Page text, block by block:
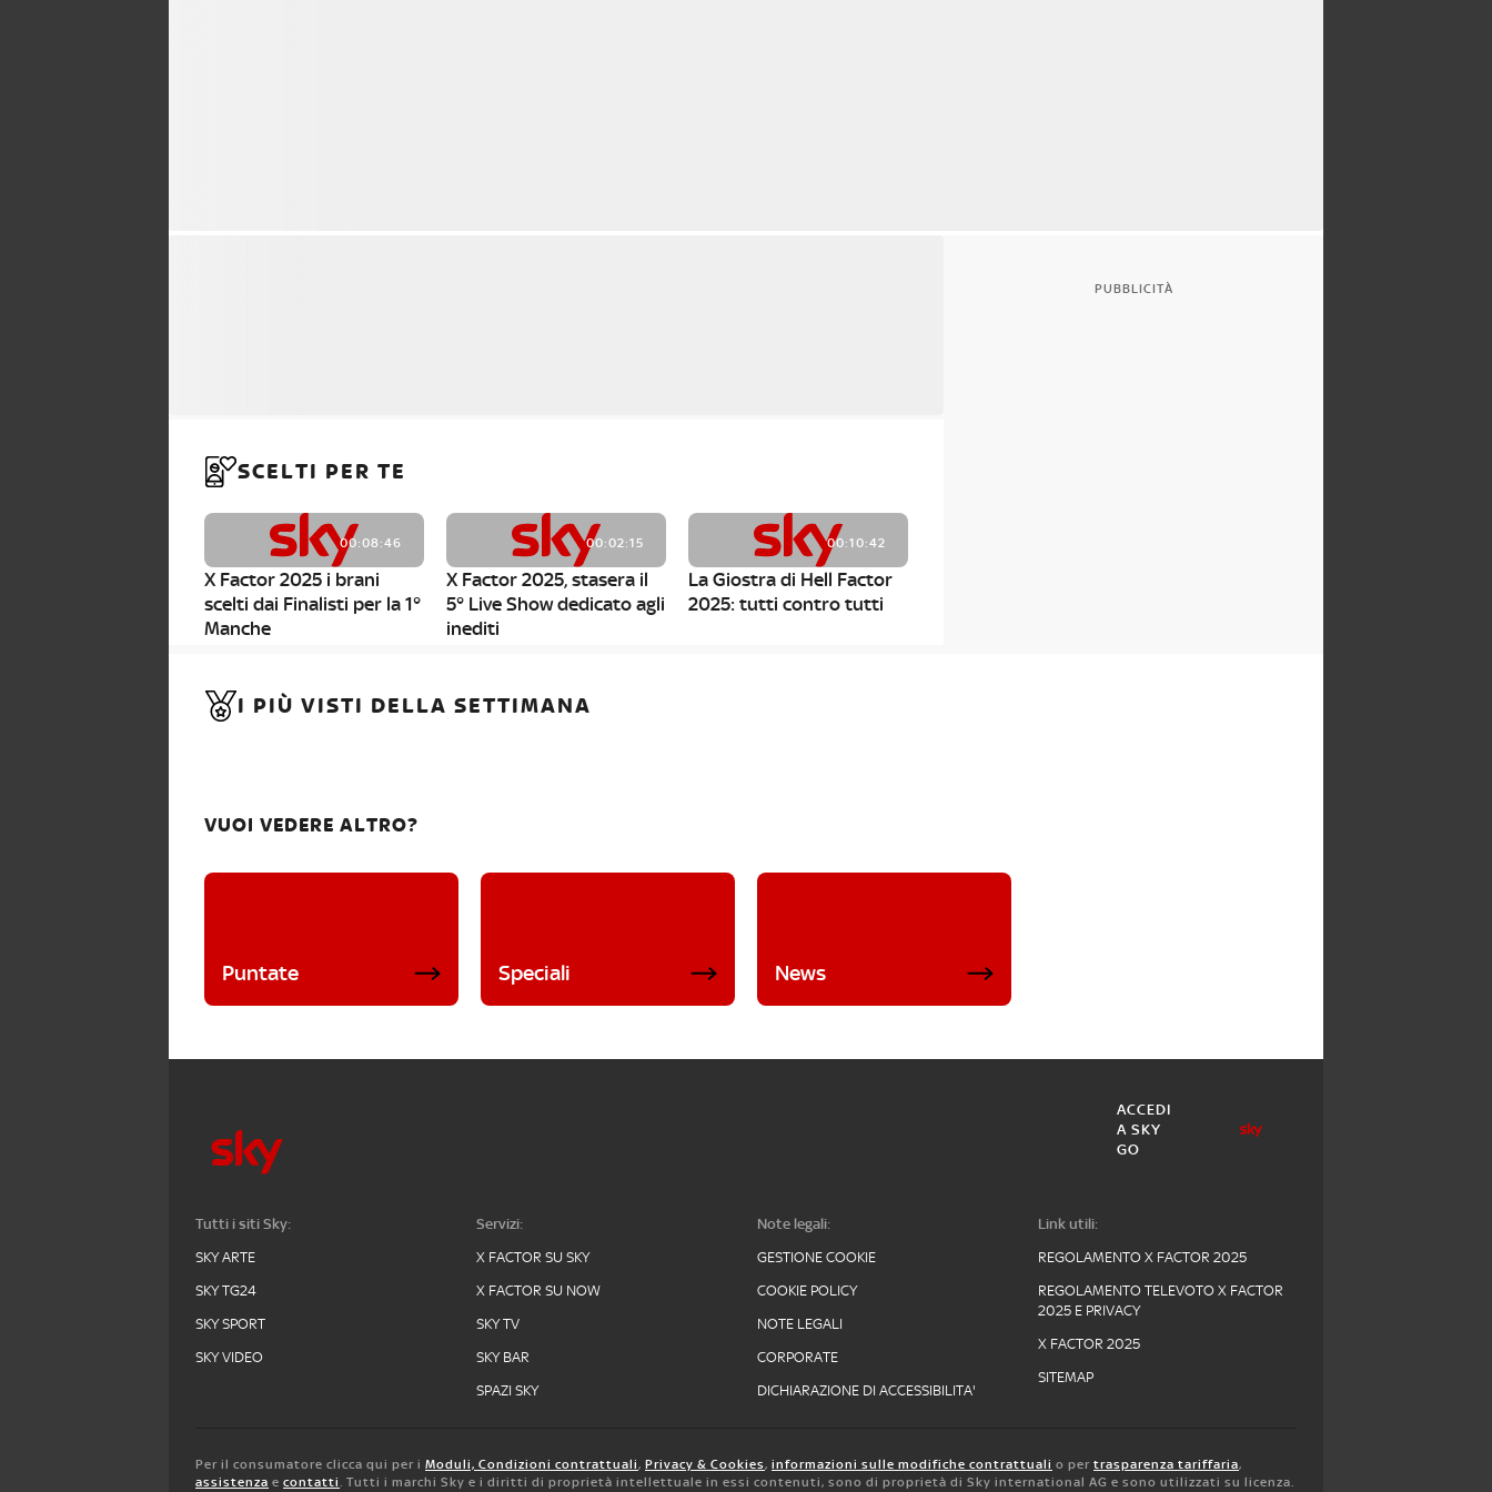
SCELTI PER TE
00:08:46
X Factor 2025 i brani
scelti dai Finalisti per la 1°
Manche
00:02:15
X Factor 2025, stasera il
5° Live Show dedicato agli
inediti
00:10:42
La Giostra di Hell Factor
2025: tutti contro tutti
PUBBLICITÀ
I PIÙ VISTI DELLA SETTIMANA
VUOI VEDERE ALTRO?
Puntate Speciali News
ACCEDI
A SKY
GO
Tutti i siti Sky:
SKY ARTE
SKY TG24
SKY SPORT
SKY VIDEO
Servizi:
X FACTOR SU SKY
X FACTOR SU NOW
SKY TV
SKY BAR
SPAZI SKY
Note legali:
GESTIONE COOKIE
COOKIE POLICY
NOTE LEGALI
CORPORATE
DICHIARAZIONE DI ACCESSIBILITA'
Link utili:
REGOLAMENTO X FACTOR 2025
REGOLAMENTO TELEVOTO X FACTOR
2025 E PRIVACY
X FACTOR 2025
SITEMAP
Per il consumatore clicca qui per i Moduli, Condizioni contrattuali, Privacy & Cookies, informazioni sulle modifiche contrattuali o per trasparenza tariffaria,
assistenza e contatti. Tutti i marchi Sky e i diritti di proprietà intellettuale in essi contenuti, sono di proprietà di Sky international AG e sono utilizzati su licenza.